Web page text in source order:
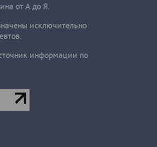
от А до Я.
исключительно
информации по